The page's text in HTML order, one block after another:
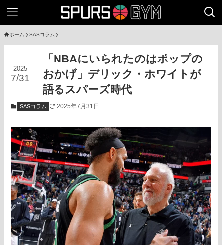
ホーム SASコラム
「NBAにいられたのはポップの
おかげ」デリック・ホワイトが
語るスパーズ時代
2025
7/31
SASコラム 2025年7月31日